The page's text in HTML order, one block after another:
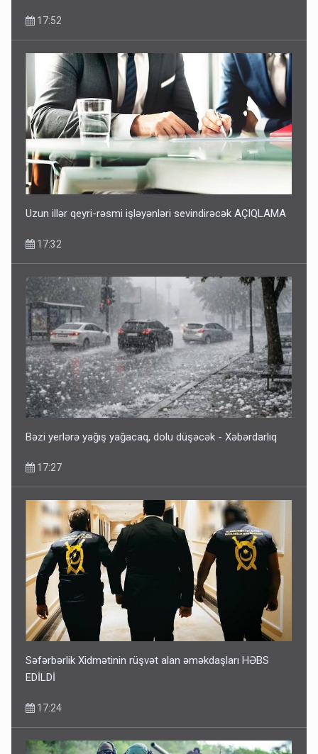
17:52
Uzun illər qeyri-rəsmi işləyənləri sevindirəcək AÇIQLAMA
17:32
Bəzi yerlərə yağış yağacaq, dolu düşəcək - Xəbərdarlıq
17:27
Səfərbərlik Xidmətinin rüşvət alan əməkdaşları HƏBS
EDİLDİ
17:24